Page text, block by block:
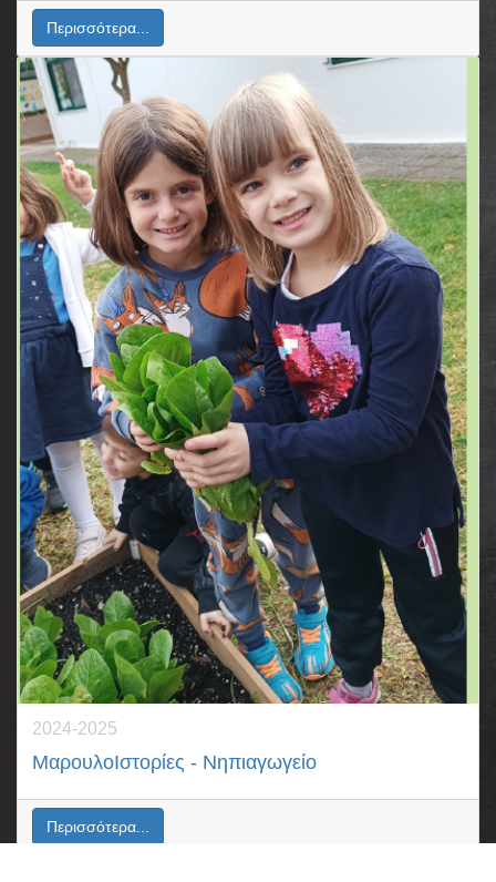
Περισσότερα...
2024-2025
ΜαρουλοΙστορίες - Νηπιαγωγείο
Περισσότερα...